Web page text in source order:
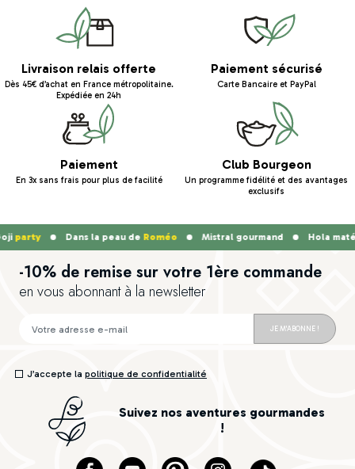
Livraison relais offerte
Dès 45€ d’achat en France métropolitaine.
Expédiée en 24h
Paiement sécurisé
Carte Bancaire et PayPal
Paiement
En 3x sans frais pour plus de facilité
Club Bourgeon
Un programme fidélité et des avantages
exclusifs
party Dans la peau deRoméo Mistral gourmand Hola maté
-10% de remise sur votre 1ère commande
en vous abonnant à la newsletter
JE M'ABONNE !
J’accepte la politique de confidentialité
Suivez nos aventures gourmandes
!